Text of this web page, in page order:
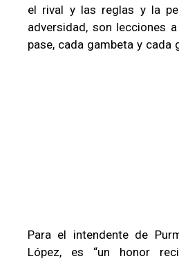
el rival y las reglas y la
adversidad, son lecciones
pase, cada gambeta y cada
Para el intendente de
López, es “un honor